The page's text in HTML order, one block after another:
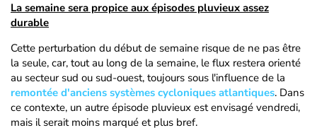
La semaine sera propice aux épisodes pluvieux assez
durable
Cette perturbation du début de semaine risque de ne pas être
la seule, car, tout au long de la semaine, le flux restera orienté
au secteur sud ou sud-ouest, toujours sous l'influence de la
remontée d'anciens systèmes cycloniques atlantiques. Dans
ce contexte, un autre épisode pluvieux est envisagé vendredi,
mais il serait moins marqué et plus bref.